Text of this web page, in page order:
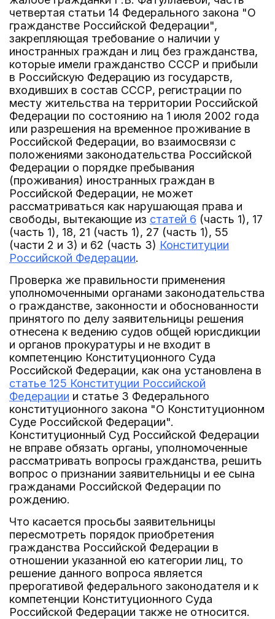
четвертая статьи 14 Федерального закона "О
гражданстве Российской Федерации",
закрепляющая требование о наличии у
иностранных граждан и лиц без гражданства,
которые имели гражданство СССР и прибыли
в Российскую Федерацию из государств,
входивших в состав СССР, регистрации по
месту жительства на территории Российской
Федерации по состоянию на 1 июля 2002 года
или разрешения на временное проживание в
Российской Федерации, во взаимосвязи с
положениями законодательства Российской
Федерации о порядке пребывания
(проживания) иностранных граждан в
Российской Федерации, не может
рассматриваться как нарушающая права и
свободы, вытекающие из статей 6 (часть 1), 17
(часть 1), 18, 21 (часть 1), 27 (часть 1), 55
(части 2 и 3) и 62 (часть 3) Конституции
Российской Федерации.
Проверка же правильности применения
уполномоченными органами законодательства
о гражданстве, законности и обоснованности
принятого по делу заявительницы решения
отнесена к ведению судов общей юрисдикции
и органов прокуратуры и не входит в
компетенцию Конституционного Суда
Российской Федерации, как она установлена в
статье 125 Конституции Российской
Федерации и статье 3 Федерального
конституционного закона "О Конституционном
Суде Российской Федерации".
Конституционный Суд Российской Федерации
не вправе обязать органы, уполномоченные
рассматривать вопросы гражданства, решить
вопрос о признании заявительницы и ее сына
гражданами Российской Федерации по
рождению.
Что касается просьбы заявительницы
пересмотреть порядок приобретения
гражданства Российской Федерации в
отношении указанной ею категории лиц, то
решение данного вопроса является
прерогативой федерального законодателя и к
компетенции Конституционного Суда
Российской Федерации также не относится.